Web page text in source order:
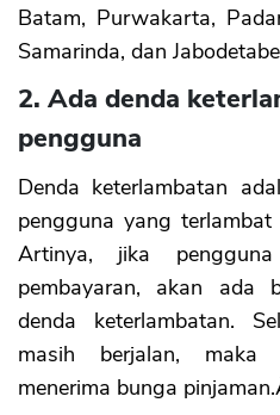
Batam, Purwakarta,
Samarinda, dan
2. Ada denda
pengguna
Denda keterlambatan
pengguna yang terlambat
Artinya, jika
pembayaran, akan ada
denda keterlambatan.
masih berjalan, maka
menerima bunga